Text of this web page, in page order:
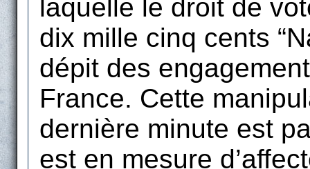
laquelle le droit de
dix mille cinq cents
dépit des
France. Cette
dernière minute est
est en mesure